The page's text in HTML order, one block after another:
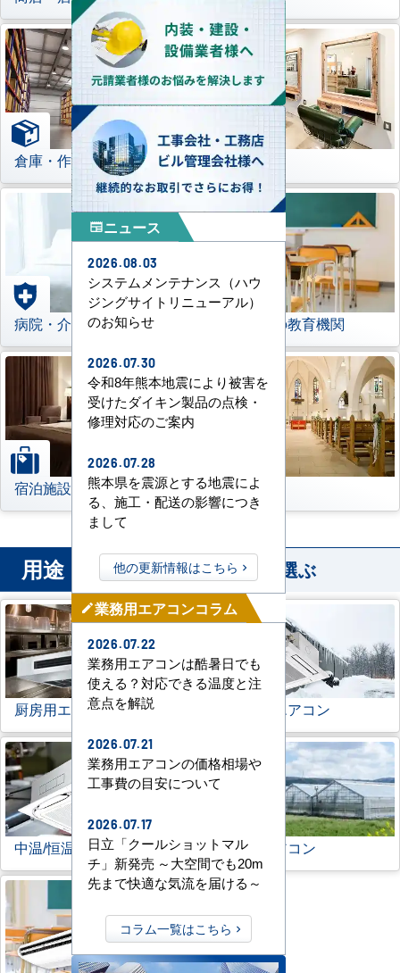
倉庫・作業場 理美容室
病院・介護施設 学校などの教育機関
宿泊施設 その他
用途 から業務用エアコンを選ぶ
厨房用エアコン 寒冷地用エアコン
中温/恒温用エアコン 農業用エアコン
newspaperニュース
2026.08.03
システムメンテナンス（ハウ
ジングサイトリニューアル）
のお知らせ
2026.07.30
令和8年熊本地震により被害を
受けたダイキン製品の点検・
修理対応のご案内
2026.07.28
熊本県を震源とする地震によ
る、施工・配送の影響につき
まして
他の更新情報はこちら
mode_edit業務用エアコンコラム
2026.07.22
業務用エアコンは酷暑日でも
使える？対応できる温度と注
意点を解説
2026.07.21
業務用エアコンの価格相場や
工事費の目安について
2026.07.17
日立「クールショットマル
チ」新発売 ～大空間でも20m
先まで快適な気流を届ける～
コラム一覧はこちら